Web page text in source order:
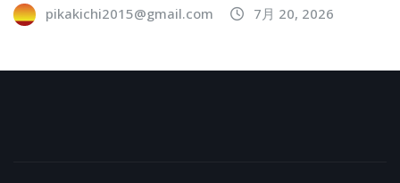
pikakichi2015@gmail.com 7月 20, 2026